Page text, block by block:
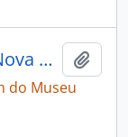
[Boletim do Museu Nacional Nova Série: Geologia]
do Museu